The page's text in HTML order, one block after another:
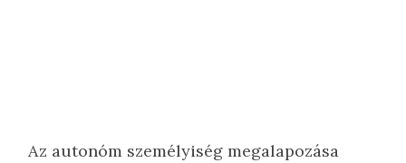
Az autonóm személyiség megalapozása